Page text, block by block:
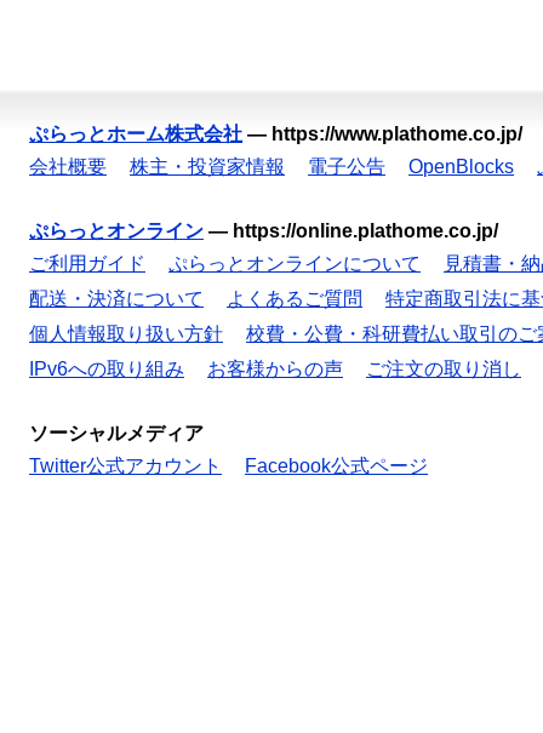
ぷらっとホーム株式会社 — https://www.plathome.co.jp/
会社概要
株主・投資家情報 電子公告 OpenBlocks
ぷらっとオンライン — https://online.plathome.co.jp/
ご利用ガイド
ぷらっとオンラインについて
見積書・
配送・決済について
よくあるご質問
特定商取引法に
個人情報取り扱い方針
校費・公費・科研費払い取引のご
IPv6への取り組み
お客様からの声 ご注文の取り消し
ソーシャルメディア
Twitter公式アカウント
Facebook公式ページ